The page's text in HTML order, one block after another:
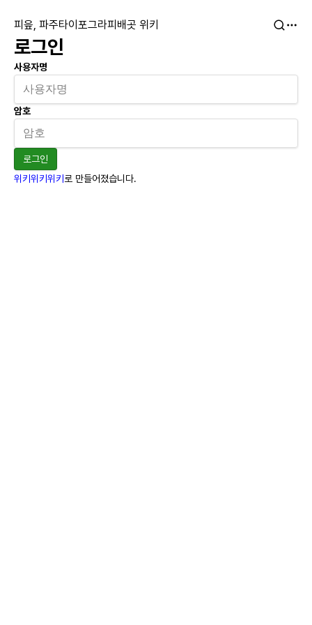
피읖, 파주타이포그라피배곳 위키
로그인
사용자명
암호
로그인
위키위키위키 로 만들어졌습니다.